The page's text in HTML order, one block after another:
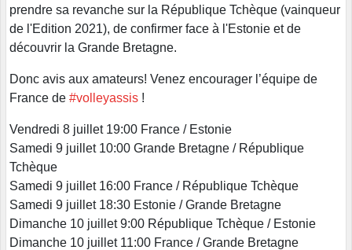
prendre sa revanche sur la République Tchèque (vainqueur
de l'Edition 2021), de confirmer face à l'Estonie et de
découvrir la Grande Bretagne.
Donc avis aux amateurs! Venez encourager l’équipe de
France de #volleyassis !
Vendredi 8 juillet 19:00 France / Estonie
Samedi 9 juillet 10:00 Grande Bretagne / République
Tchèque
Samedi 9 juillet 16:00 France / République Tchèque
Samedi 9 juillet 18:30 Estonie / Grande Bretagne
Dimanche 10 juillet 9:00 République Tchèque / Estonie
Dimanche 10 juillet 11:00 France / Grande Bretagne